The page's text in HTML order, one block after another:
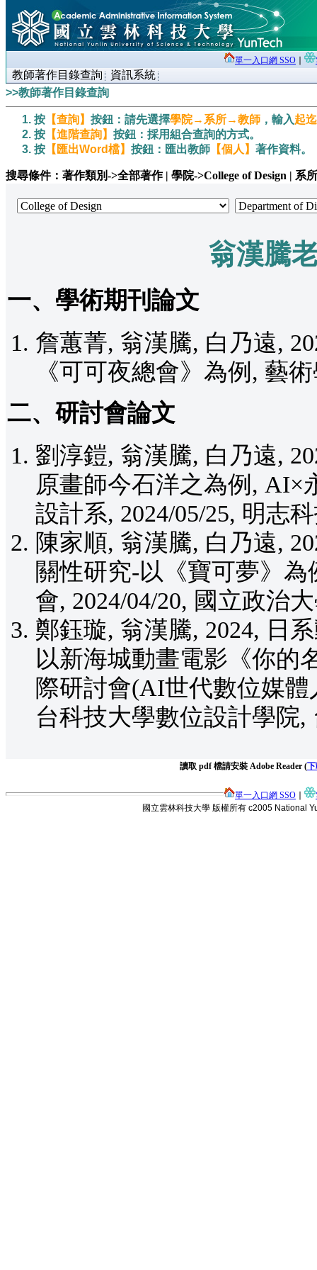
單一入口網 SSO
教師著作目錄查詢
資訊系統
>>教師著作目錄查詢
按 【查詢】 按鈕：請先選擇學院→系所→教師 ，輸入起
按 【進階查詢】 按鈕：採用組合查詢的方式。
按 【匯出Word檔】 按鈕：匯出教師 【個人】 著作資料。
搜尋條件：著作類別->全部著作 | 學院->College of Design | 系
翁漢騰
一、學術期刊論文
詹蕙菁, 翁漢騰, 白乃遠,
《可可夜總會》為例, 藝
二、研討會論文
劉淳鎧, 翁漢騰, 白乃遠,
原畫師今石洋之為例, AI×
設計系, 2024/05/25, 明志
陳家順, 翁漢騰, 白乃遠,
關性研究-以《寶可夢》
會, 2024/04/20, 國立政治
鄭鈺璇, 翁漢騰, 2024, 日
以新海城動畫電影《你的
際研討會(AI世代數位媒體
台科技大學數位設計學院,
讀取 pdf 檔請安裝 Adobe Reader (
單一入口網 SSO
國立雲林科技大學 版權所有 c2005 National